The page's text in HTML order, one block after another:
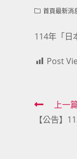
Post首頁最新消
114年「日
Post
Read
more
上一
【公告】